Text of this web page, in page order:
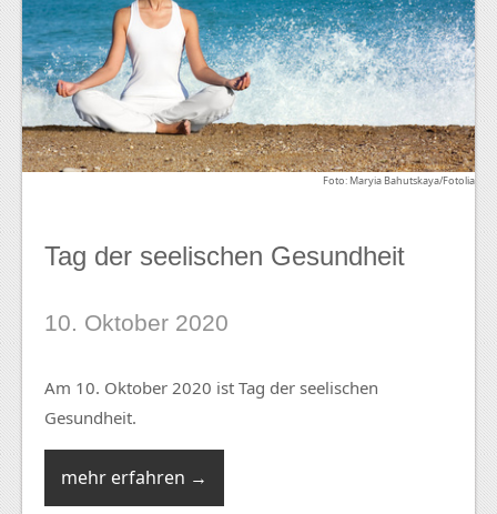
Foto: Maryia Bahutskaya/Fotolia
Tag der seelischen Gesundheit
10. Oktober 2020
Am 10. Oktober 2020 ist Tag der seelischen
Gesundheit.
mehr erfahren →